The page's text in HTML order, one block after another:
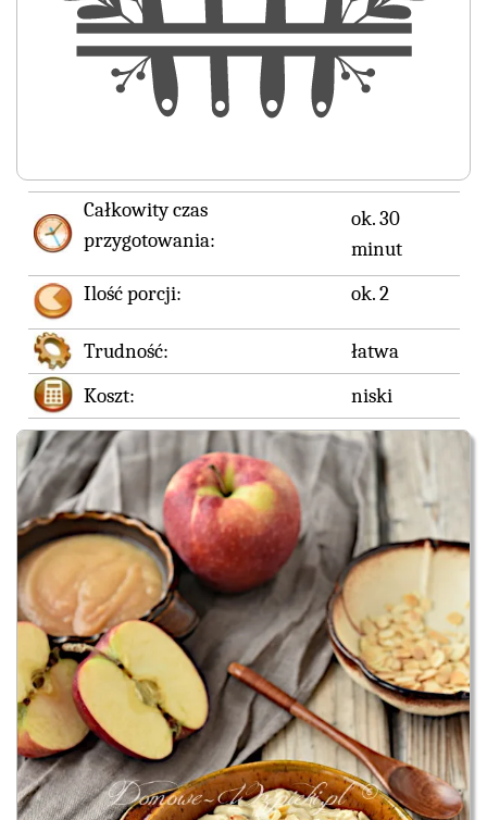
Całkowity czas
przygotowania:
ok. 30
minut
Ilość porcji:
ok. 2
Trudność:
łatwa
Koszt:
niski